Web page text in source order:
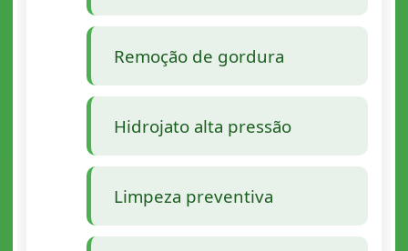
Remoção de gordura
Hidrojato alta pressão
Limpeza preventiva